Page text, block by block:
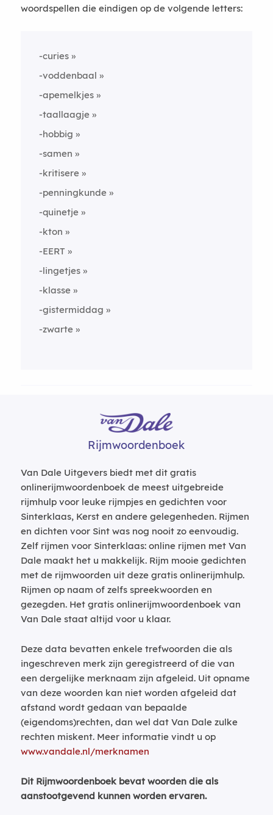
woordspellen die eindigen op de volgende letters:
-curies
-voddenbaal
-apemelkjes
-taallaagje
-hobbig
-samen
-kritisere
-penningkunde
-quinetje
-kton
-EERT
-lingetjes
-klasse
-gistermiddag
-zwarte
Rijmwoordenboek
Van Dale Uitgevers biedt met dit gratis
onlinerijmwoordenboek de meest uitgebreide
rijmhulp voor leuke rijmpjes en gedichten voor
Sinterklaas, Kerst en andere gelegenheden. Rijmen
en dichten voor Sint was nog nooit zo eenvoudig.
Zelf rijmen voor Sinterklaas: online rijmen met Van
Dale maakt het u makkelijk. Rijm mooie gedichten
met de rijmwoorden uit deze gratis onlinerijmhulp.
Rijmen op naam of zelfs spreekwoorden en
gezegden. Het gratis onlinerijmwoordenboek van
Van Dale staat altijd voor u klaar.
Deze data bevatten enkele trefwoorden die als
ingeschreven merk zijn geregistreerd of die van
een dergelijke merknaam zijn afgeleid. Uit opname
van deze woorden kan niet worden afgeleid dat
afstand wordt gedaan van bepaalde
(eigendoms)rechten, dan wel dat Van Dale zulke
rechten miskent. Meer informatie vindt u op
www.vandale.nl/merknamen
Dit Rijmwoordenboek bevat woorden die als
aanstootgevend kunnen worden ervaren.